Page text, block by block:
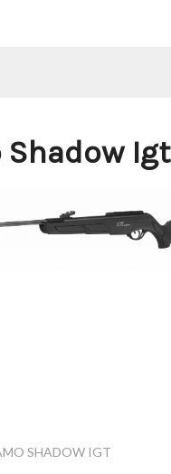
Shadow Igt
SHADOW IGT